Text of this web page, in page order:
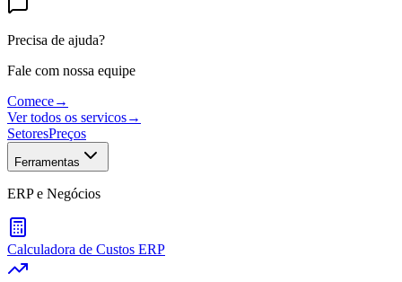
Precisa de ajuda?
Fale com nossa equipe
Comece→
Ver todos os servicos→
SetoresPreços
Ferramentas
ERP e Negócios
Calculadora de Custos ERP